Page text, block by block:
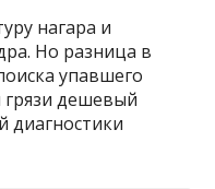
нагара и
Но разница в
упавшего
грязи дешевый
диагностики